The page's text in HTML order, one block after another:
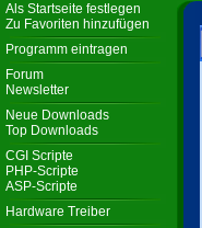
Als Startseite festlegen
Zu Favoriten hinzufügen
Programm eintragen
Forum
Newsletter
Neue Downloads
Top Downloads
CGI Scripte
PHP-Scripte
ASP-Scripte
Hardware Treiber